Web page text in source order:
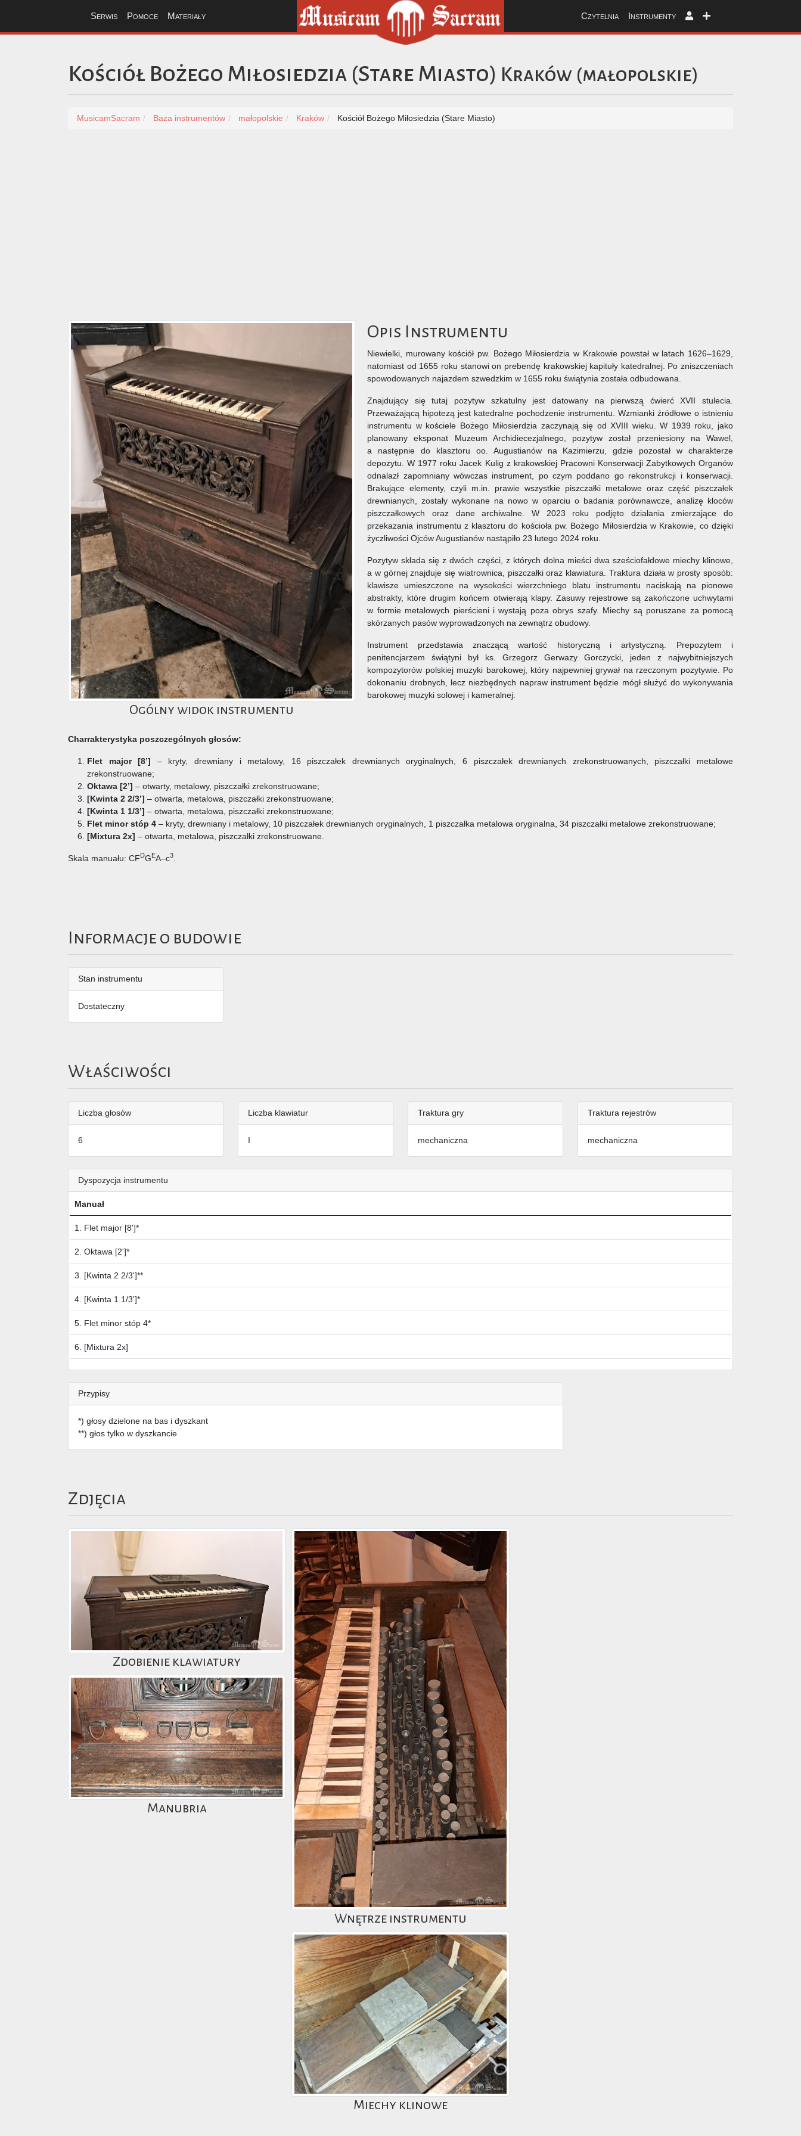
Serwis Pomoce Materiały Czytelnia Instrumenty
Kościół Bożego Miłosiedzia (Stare Miasto) Kraków (małopolskie)
MusicamSacram Baza instrumentów małopolskie Kraków Kościół Bożego Miłosiedzia (Stare Miasto)
Ogólny widok instrumentu
Opis Instrumentu
Niewielki, murowany kościół pw. Bożego Miłosierdzia w Krakowie powstał w latach 1626–1629,
natomiast od 1655 roku stanowi on prebendę krakowskiej kapituły katedralnej. Po zniszczeniach
spowodowanych najazdem szwedzkim w 1655 roku świątynia została odbudowana.
Znajdujący się tutaj pozytyw szkatulny jest datowany na pierwszą ćwierć XVII stulecia.
Przeważającą hipotezą jest katedralne pochodzenie instrumentu. Wzmianki źródłowe o istnieniu
instrumentu w kościele Bożego Miłosierdzia zaczynają się od XVIII wieku. W 1939 roku, jako
planowany eksponat Muzeum Archidiecezjalnego, pozytyw został przeniesiony na Wawel,
a następnie do klasztoru oo. Augustianów na Kazimierzu, gdzie pozostał w charakterze
depozytu. W 1977 roku Jacek Kulig z krakowskiej Pracowni Konserwacji Zabytkowych Organów
odnalazł zapomniany wówczas instrument, po czym poddano go rekonstrukcji i konserwacji.
Brakujące elementy, czyli m.in. prawie wszystkie piszczałki metalowe oraz część piszczałek
drewnianych, zostały wykonane na nowo w oparciu o badania porównawcze, analizę kloców
piszczałkowych oraz dane archiwalne. W 2023 roku podjęto działania zmierzające do
przekazania instrumentu z klasztoru do kościoła pw. Bożego Miłosierdzia w Krakowie, co dzięki
życzliwości Ojców Augustianów nastąpiło 23 lutego 2024 roku.
Pozytyw składa się z dwóch części, z których dolna mieści dwa sześciofałdowe miechy klinowe,
a w górnej znajduje się wiatrownica, piszczałki oraz klawiatura. Traktura działa w prosty sposób:
klawisze umieszczone na wysokości wierzchniego blatu instrumentu naciskają na pionowe
abstrakty, które drugim końcem otwierają klapy. Zasuwy rejestrowe są zakończone uchwytami
w formie metalowych pierścieni i wystają poza obrys szafy. Miechy są poruszane za pomocą
skórzanych pasów wyprowadzonych na zewnątrz obudowy.
Instrument przedstawia znaczącą wartość historyczną i artystyczną. Prepozytem i
penitencjarzem świątyni był ks. Grzegorz Gerwazy Gorczycki, jeden z najwybitniejszych
kompozytorów polskiej muzyki barokowej, który najpewniej grywał na rzeczonym pozytywie. Po
dokonaniu drobnych, lecz niezbędnych napraw instrument będzie mógł służyć do wykonywania
barokowej muzyki solowej i kameralnej.
Charrakterystyka poszczególnych głosów:
Flet major [8’] – kryty, drewniany i metalowy, 16 piszczałek drewnianych oryginalnych, 6 piszczałek drewnianych zrekonstruowanych, piszczałki metalowe
zrekonstruowane;
Oktawa [2’] – otwarty, metalowy, piszczałki zrekonstruowane;
[Kwinta 2 2/3’] – otwarta, metalowa, piszczałki zrekonstruowane;
[Kwinta 1 1/3’] – otwarta, metalowa, piszczałki zrekonstruowane;
Flet minor stóp 4 – kryty, drewniany i metalowy, 10 piszczałek drewnianych oryginalnych, 1 piszczałka metalowa oryginalna, 34 piszczałki metalowe zrekonstruowane;
[Mixtura 2x] – otwarta, metalowa, piszczałki zrekonstruowane.
Skala manuału: CF DG EA–c3
Informacje o budowie
Stan instrumentu
Dostateczny
Właściwości
Liczba głosów
6
Liczba klawiatur
I
Traktura gry
mechaniczna
Traktura rejestrów
mechaniczna
Dyspozycja instrumentu
Manuał
1. Flet major [8']*
2. Oktawa [2']*
3. [Kwinta 2 2/3']**
4. [Kwinta 1 1/3']*
5. Flet minor stóp 4*
6. [Mixtura 2x]
Przypisy
*) głosy dzielone na bas i dyszkant
**) głos tylko w dyszkancie
Zdjęcia
Zdobienie klawiatury
Manubria
Wnętrze instrumentu
Miechy klinowe